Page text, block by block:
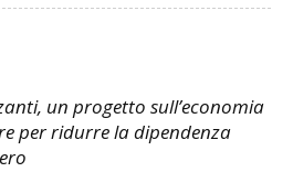
un progetto sull’economia
per ridurre la dipendenza